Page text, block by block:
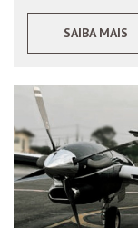
SAIBA MAIS